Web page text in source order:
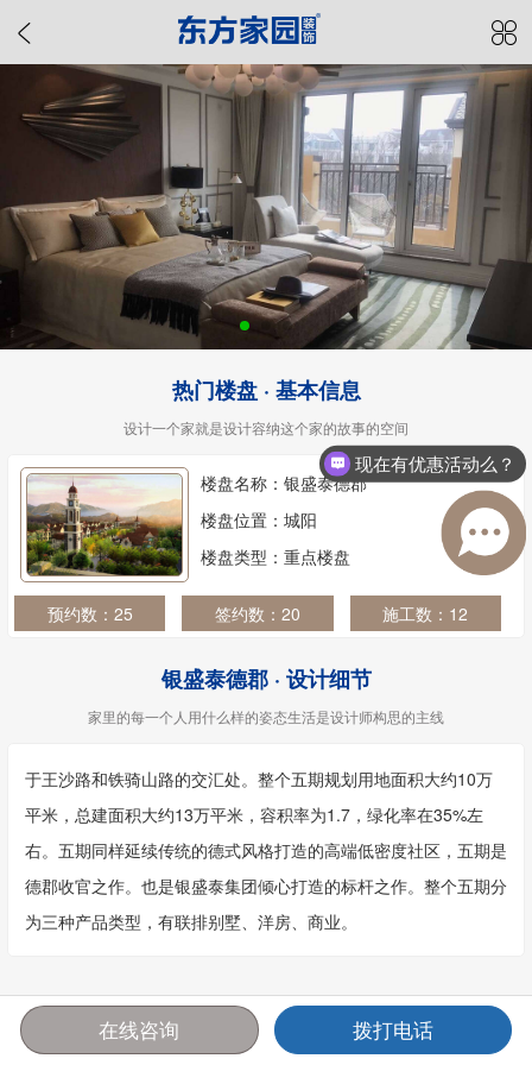
热门楼盘 · 基本信息
设计一个家就是设计容纳这个家的故事的空间
楼盘名称：银盛泰德郡
楼盘位置：城阳
楼盘类型：重点楼盘
预约数：25 签约数：20 施工数：12
银盛泰德郡 · 设计细节
家里的每一个人用什么样的姿态生活是设计师构思的主线
于王沙路和铁骑山路的交汇处。整个五期规划用地面积大约10万
平米，总建面积大约13万平米，容积率为1.7，绿化率在35%左
右。五期同样延续传统的德式风格打造的高端低密度社区，五期是
德郡收官之作。也是银盛泰集团倾心打造的标杆之作。整个五期分
为三种产品类型，有联排别墅、洋房、商业。
一个家的故事 · 值得你慢慢品味
设计一个家就是设计容纳这个家的故事的空间
首页 报价 电话 咨询
现在有优惠活动么？
在线咨询 拨打电话